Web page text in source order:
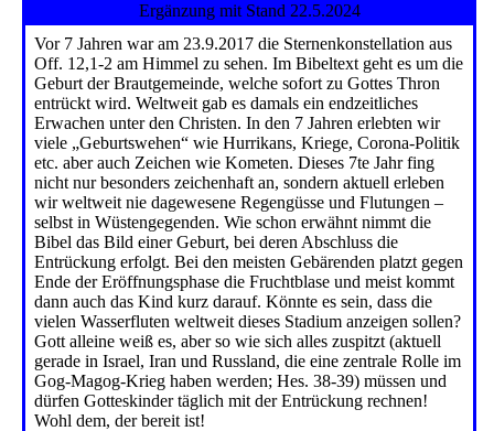
Ergänzung mit Stand 22.5.2024
Vor 7 Jahren war am 23.9.2017 die Sternenkonstellation aus
Off. 12,1-2 am Himmel zu sehen. Im Bibeltext geht es um die
Geburt der Brautgemeinde, welche sofort zu Gottes Thron
entrückt wird. Weltweit gab es damals ein endzeitliches
Erwachen unter den Christen. In den 7 Jahren erlebten wir
viele „Geburtswehen“ wie Hurrikans, Kriege, Corona-Politik
etc. aber auch Zeichen wie Kometen. Dieses 7te Jahr fing
nicht nur besonders zeichenhaft an, sondern aktuell erleben
wir weltweit nie dagewesene Regengüsse und Flutungen –
selbst in Wüstengegenden. Wie schon erwähnt nimmt die
Bibel das Bild einer Geburt, bei deren Abschluss die
Entrückung erfolgt. Bei den meisten Gebärenden platzt gegen
Ende der Eröffnungsphase die Fruchtblase und meist kommt
dann auch das Kind kurz darauf. Könnte es sein, dass die
vielen Wasserfluten weltweit dieses Stadium anzeigen sollen?
Gott alleine weiß es, aber so wie sich alles zuspitzt (aktuell
gerade in Israel, Iran und Russland, die eine zentrale Rolle im
Gog-Magog-Krieg haben werden; Hes. 38-39) müssen und
dürfen Gotteskinder täglich mit der Entrückung rechnen!
Wohl dem, der bereit ist!